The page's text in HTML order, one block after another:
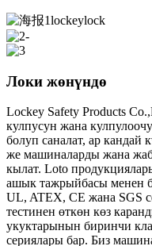
Локи жөнүндө
Lockey Safety Products
кулпусун жана
болуп саналат, ар
же машиналарды жана
кылат. Loto
ашык тажрыйбасы менен
UL, ATEX, CE жана SGS
тестинен өткөн көз
укуктарынын биринчи
сериялары бар. Биз